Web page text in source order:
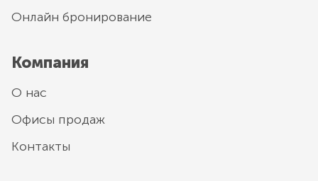
Онлайн бронирование
Компания
О нас
Офисы продаж
Контакты